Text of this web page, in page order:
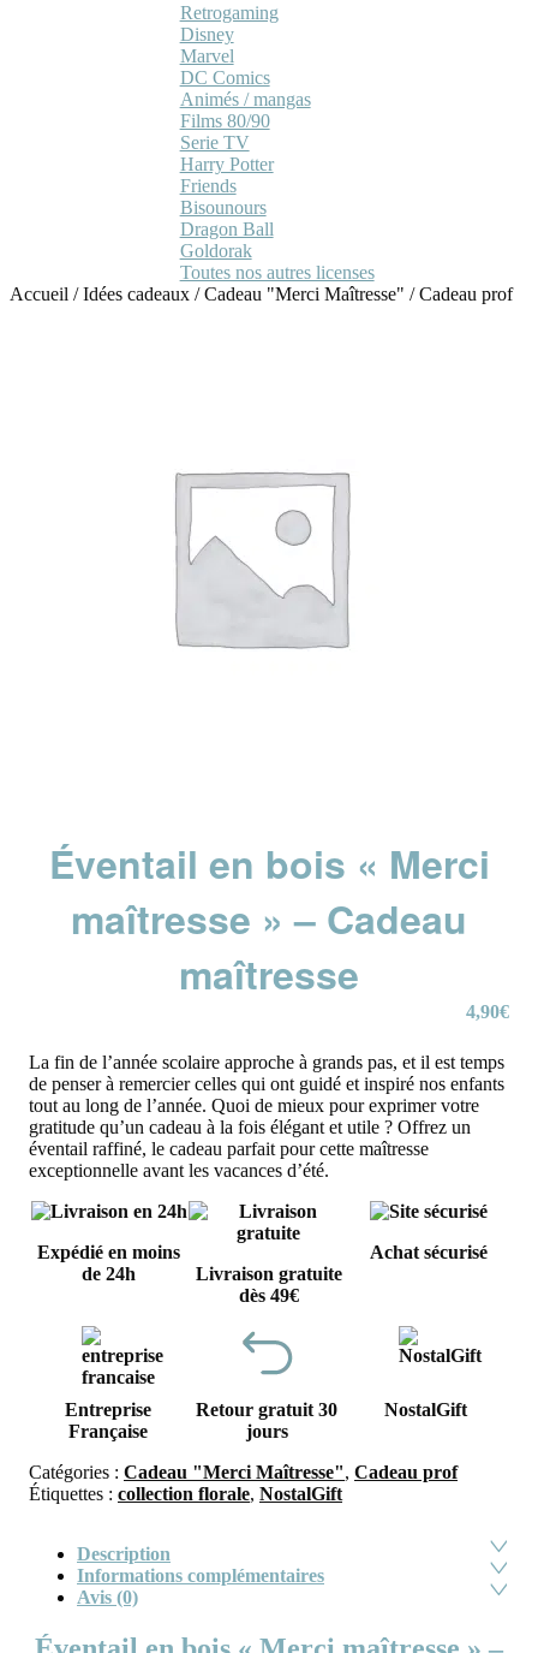
Retrogaming
Disney
Marvel
DC Comics
Animés / mangas
Films 80/90
Serie TV
Harry Potter
Friends
Bisounours
Dragon Ball
Goldorak
Toutes nos autres licenses
Accueil /Idées cadeaux /Cadeau "Merci Maîtresse" /Cadeau prof
Éventail en bois « Merci
maîtresse » – Cadeau
maîtresse
4,90€
La fin de l’année scolaire approche à grands pas, et il est temps
de penser à remercier celles qui ont guidé et inspiré nos enfants
tout au long de l’année. Quoi de mieux pour exprimer votre
gratitude qu’un cadeau à la fois élégant et utile ? Offrez un
éventail raffiné, le cadeau parfait pour cette maîtresse
exceptionnelle avant les vacances d’été.
Expédié en moins
de 24h
Livraison gratuite
dès 49€
Achat sécurisé
Entreprise
Française
Retour gratuit 30
jours
NostalGift
Catégories : Cadeau "Merci Maîtresse", Cadeau prof
Étiquettes : collection florale, NostalGift
Description
Informations complémentaires
Avis (0)